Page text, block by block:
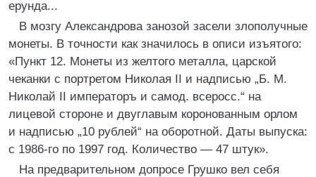
ерунда...
В мозгу Александрова занозой засели злополучные
монеты. В точности как значилось в описи изъятого:
«Пункт 12. Монеты из желтого металла, царской
чеканки с портретом Николая II и надписью „Б. М.
Николай II императоръ и самод. всеросс.“ на
лицевой стороне и двуглавым коронованным орлом
и надписью „10 рублей“ на оборотной. Даты выпуска:
с 1986-го по 1997 год. Количество — 47 штук».
На предварительном допросе Грушко вел себя